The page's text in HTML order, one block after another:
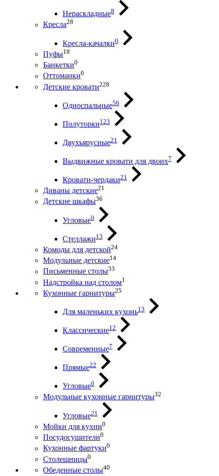
Нераскладные8
Кресла28
Кресла-качалки0
Пуфы18
Банкетки0
Оттоманки0
Детские кровати228
Односпальные56
Полуторки123
Двухъярусные21
Выдвижные кровати для двоих7
Кровати-чердаки21
Диваны детские21
Детские шкафы36
Угловые0
Стеллажи13
Комоды для детской24
Модульные детские14
Письменные столы33
Надстройка над столом1
Кухонные гарнитуры25
Для маленьких кухонь13
Классические12
Современные7
Прямые22
Угловые0
Модульные кухонные гарнитуры32
Угловые21
Мойки для кухни0
Посудосушители0
Кухонные фартуки0
Столешницы0
Обеденные столы40